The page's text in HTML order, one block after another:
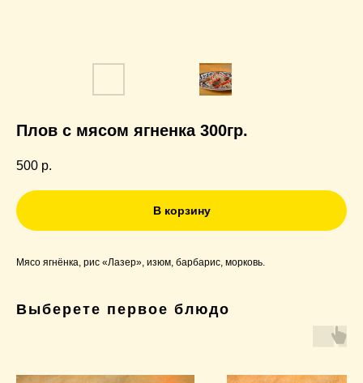
Плов с мясом ягненка 300гр.
500 р.
В корзину
Мясо ягнёнка, рис «Лазер», изюм, барбарис, морковь.
Выберете первое блюдо